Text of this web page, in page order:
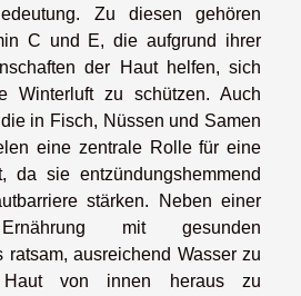
Zu diesen gehören
C und E, die aufgrund ihrer
der Haut helfen, sich
Winterluft zu schützen. Auch
in Fisch, Nüssen und Samen
eine zentrale Rolle für eine
da sie entzündungshemmend
stärken. Neben einer
mit gesunden
ratsam, ausreichend Wasser zu
von innen heraus zu